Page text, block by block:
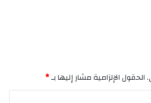
الحقول الإلزامية مشار إليها بـ*